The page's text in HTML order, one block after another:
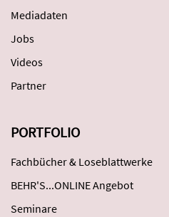
Mediadaten
Jobs
Videos
Partner
PORTFOLIO
Fachbücher & Loseblattwerke
BEHR'S...ONLINE Angebot
Seminare